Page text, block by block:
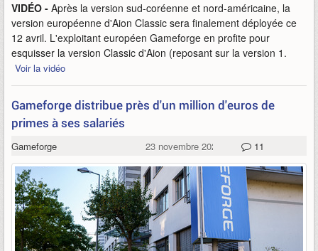
VIDÉO - Après la version sud-coréenne et nord-américaine, la
version européenne d'Aion Classic sera finalement déployée ce
12 avril. L'exploitant européen Gameforge en profite pour
esquisser la version Classic d'Aion (reposant sur la version 1.
Voir la vidéo
Gameforge distribue près d'un million d'euros de
primes à ses salariés
Gameforge 23 novembre 2022 11